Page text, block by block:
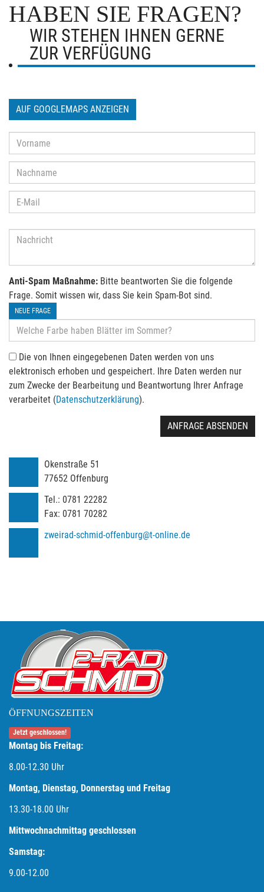
HABEN SIE FRAGEN?
WIR STEHEN IHNEN GERNE
ZUR VERFÜGUNG
AUF GOOGLEMAPS ANZEIGEN
Anti-Spam Maßnahme: Bitte beantworten Sie die folgende
Frage. Somit wissen wir, dass Sie kein Spam-Bot sind.
NEUE FRAGE
Die von Ihnen eingegebenen Daten werden von uns
elektronisch erhoben und gespeichert. Ihre Daten werden nur
zum Zwecke der Bearbeitung und Beantwortung Ihrer Anfrage
verarbeitet (Datenschutzerklärung).
ANFRAGE ABSENDEN
Okenstraße 51
77652 Offenburg
Tel.: 0781 22282
Fax: 0781 70282
zweirad-schmid-offenburg@t-online.de
ÖFFNUNGSZEITEN
Jetzt geschlossen!
Montag bis Freitag:
8.00-12.30 Uhr
Montag, Dienstag, Donnerstag und Freitag
13.30-18.00 Uhr
Mittwochnachmittag geschlossen
Samstag:
9.00-12.00